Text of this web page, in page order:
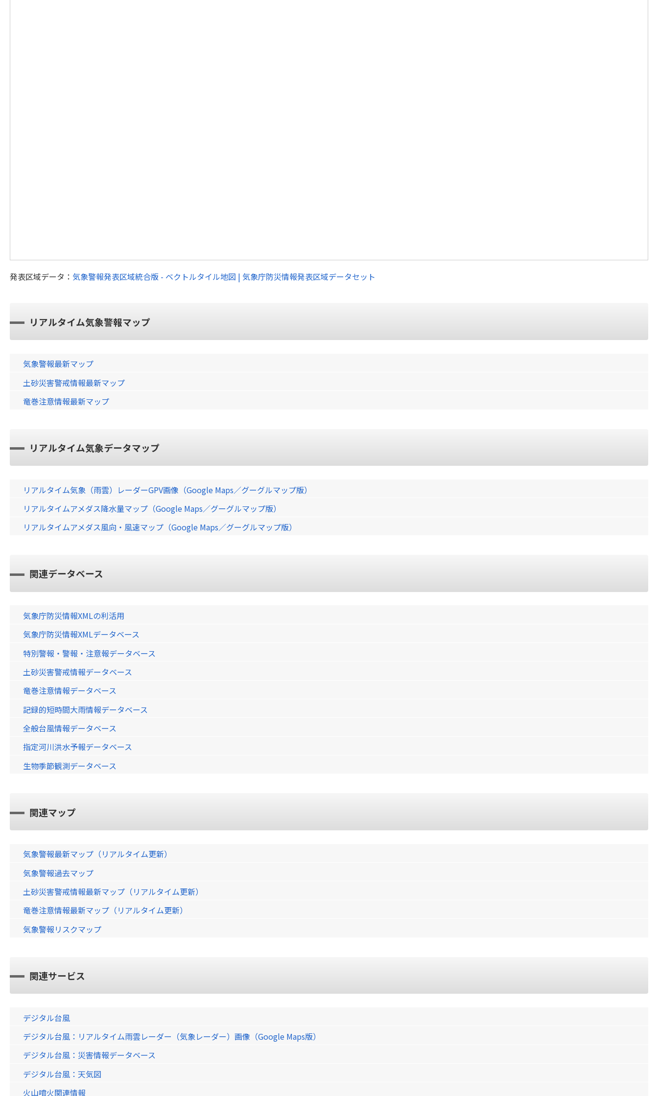
発表区域データ： 気象警報発表区域統合版 - ベクトルタイル地図 | 気象庁防災情報発表区域データセット
リアルタイム気象警報マップ
気象警報最新マップ
土砂災害警戒情報最新マップ
竜巻注意情報最新マップ
リアルタイム気象データマップ
リアルタイム気象（雨雲）レーダーGPV画像（Google Maps／グーグルマップ版）
リアルタイムアメダス降水量マップ（Google Maps／グーグルマップ版）
リアルタイムアメダス風向・風速マップ（Google Maps／グーグルマップ版）
関連データベース
気象庁防災情報XMLの利活用
気象庁防災情報XMLデータベース
特別警報・警報・注意報データベース
土砂災害警戒情報データベース
竜巻注意情報データベース
記録的短時間大雨情報データベース
全般台風情報データベース
指定河川洪水予報データベース
生物季節観測データベース
関連マップ
気象警報最新マップ（リアルタイム更新）
気象警報過去マップ
土砂災害警戒情報最新マップ（リアルタイム更新）
竜巻注意情報最新マップ（リアルタイム更新）
気象警報リスクマップ
関連サービス
デジタル台風
デジタル台風：リアルタイム雨雲レーダー（気象レーダー）画像（Google Maps版）
デジタル台風：災害情報データベース
デジタル台風：天気図
火山噴火関連情報